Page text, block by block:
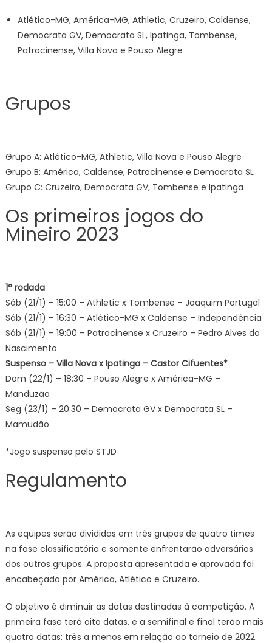
Atlético-MG, América-MG, Athletic, Cruzeiro, Caldense,
Democrata GV, Democrata SL, Ipatinga, Tombense,
Patrocinense, Villa Nova e Pouso Alegre
Grupos
Grupo A: Atlético-MG, Athletic, Villa Nova e Pouso Alegre
Grupo B: América, Caldense, Patrocinense e Democrata SL
Grupo C: Cruzeiro, Democrata GV, Tombense e Ipatinga
Os primeiros jogos do
Mineiro 2023
1ª rodada
Sáb (21/1) – 15:00 – Athletic x Tombense – Joaquim Portugal
Sáb (21/1) – 16:30 – Atlético-MG x Caldense – Independência
Sáb (21/1) – 19:00 – Patrocinense x Cruzeiro – Pedro Alves do
Nascimento
Suspenso – Villa Nova x Ipatinga – Castor Cifuentes*
Dom (22/1) – 18:30 – Pouso Alegre x América-MG –
Manduzão
Seg (23/1) – 20:30 – Democrata GV x Democrata SL –
Mamudão
*Jogo suspenso pelo STJD
Regulamento
As equipes serão divididas em três grupos de quatro times
na fase classificatória e somente enfrentarão adversários
dos outros grupos. A proposta apresentada e aprovada foi
encabeçada por América, Atlético e Cruzeiro.
O objetivo é diminuir as datas destinadas à competição. A
primeira fase terá oito datas, e a semifinal e final terão mais
quatro datas: três a menos em relação ao torneio de 2022.